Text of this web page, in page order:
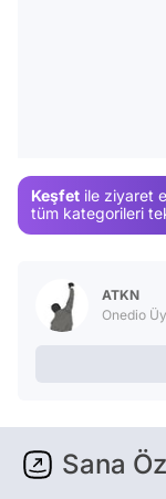
Keşfet ile ziyaret
tüm kategorileri
ATKN
Onedio
Sana